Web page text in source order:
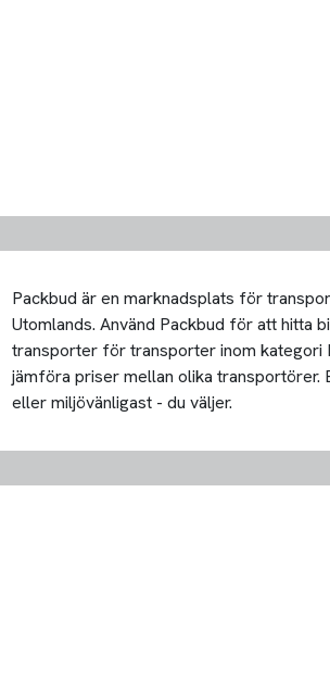
Packbud är en marknadsplats för
Utomlands. Använd Packbud för att hitta
transporter för transporter inom kategori
jämföra priser mellan olika transportörer.
eller miljövänligast - du väljer.